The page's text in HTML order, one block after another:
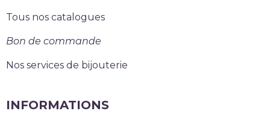
Tous nos catalogues
Bon de commande
Nos services de bijouterie
INFORMATIONS